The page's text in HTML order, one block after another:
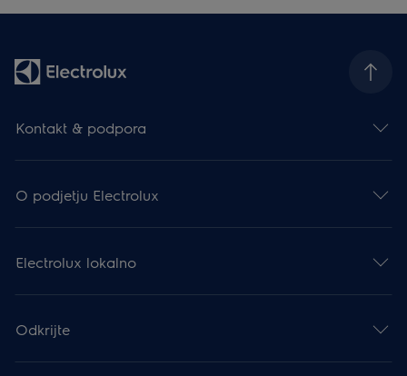
Kontakt & podpora
O podjetju Electrolux
Electrolux lokalno
Odkrijte